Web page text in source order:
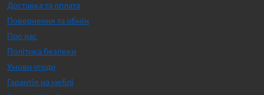
Доставка та оплата
Повернення та обмін
Про нас
Політика безпеки
Умови угоди
Гарантія на меблі